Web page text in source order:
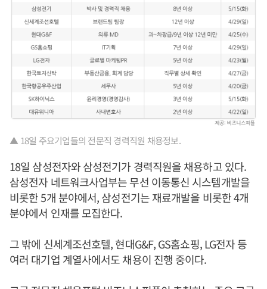
▲ 18일 주요기업들의 전문직 경력직원 채용정보.
18일 삼성전자와 삼성전기가 경력직원을 채용하고 있다.
삼성전자 네트워크사업부는 무선 이동통신 시스템개발을
비롯한 5개 분야에서, 삼성전기는 재료개발을 비롯한 4개
분야에서 인재를 모집한다.
그 밖에 신세계조선호텔, 현대G&F, GS홈쇼핑, LG전자 등
여러 대기업 계열사에서도 채용이 진행 중이다.